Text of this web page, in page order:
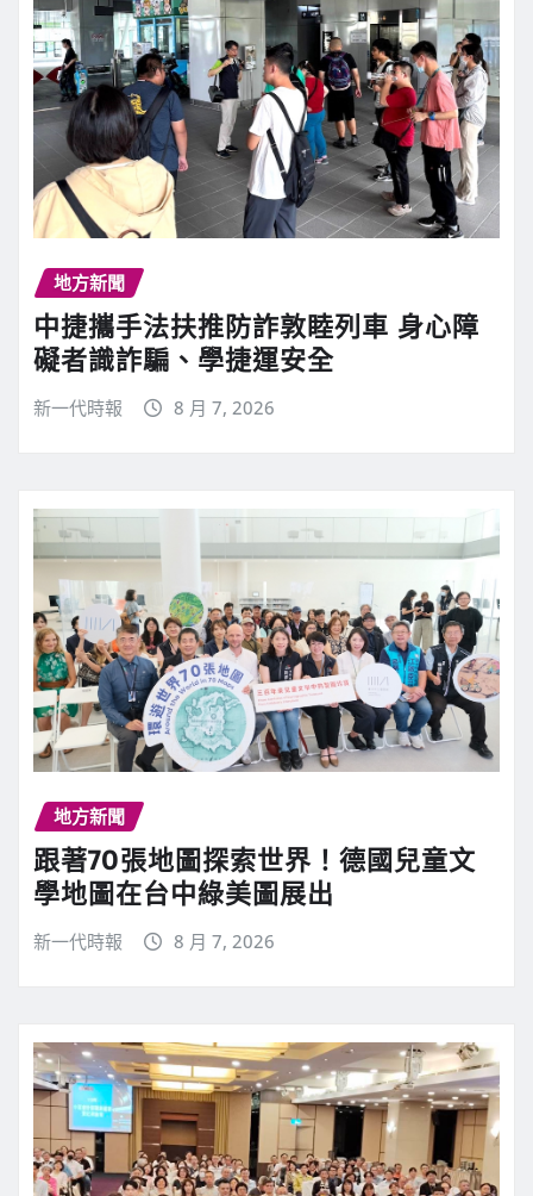
地方新聞
中捷攜手法扶推防詐敦睦列車 身心障
礙者識詐騙、學捷運安全
新一代時報 8 月 7, 2026
地方新聞
跟著70張地圖探索世界！德國兒童文
學地圖在台中綠美圖展出
新一代時報 8 月 7, 2026